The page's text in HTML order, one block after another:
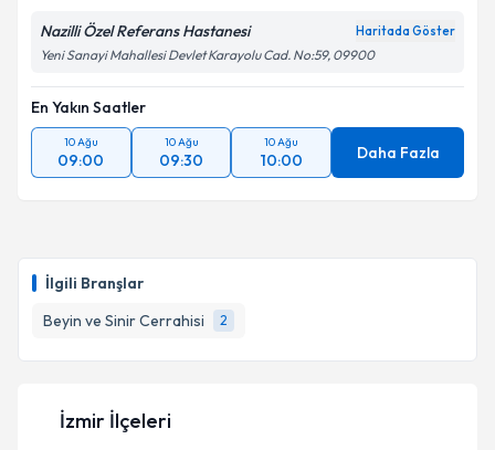
İlgili Branşlar
Beyin ve Sinir Cerrahisi
2
kapsamda işlenmesini kabul ediyorum.
Nazilli Özel Referans Hastanesi Haritada Göster
Yeni Sanayi Mahallesi Devlet Karayolu Cad. No:59, 09900
En Yakın Saatler
10 Ağu
09:00
10 Ağu
09:30
10 Ağu
10:00 Daha Fazla
İzmir İlçeleri